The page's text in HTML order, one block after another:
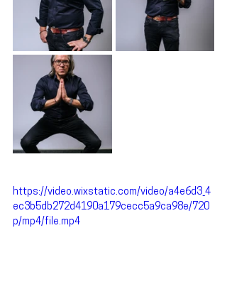
https://video.wixstatic.com/video/a4e6d3_4
ec3b5db272d4190a179cecc5a9ca98e/720
p/mp4/file.mp4